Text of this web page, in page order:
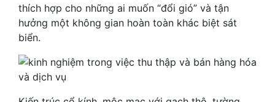
thích hợp cho những ai muốn “đổi gió” và tận
hưởng một không gian hoàn toàn khác biệt sát
biển.